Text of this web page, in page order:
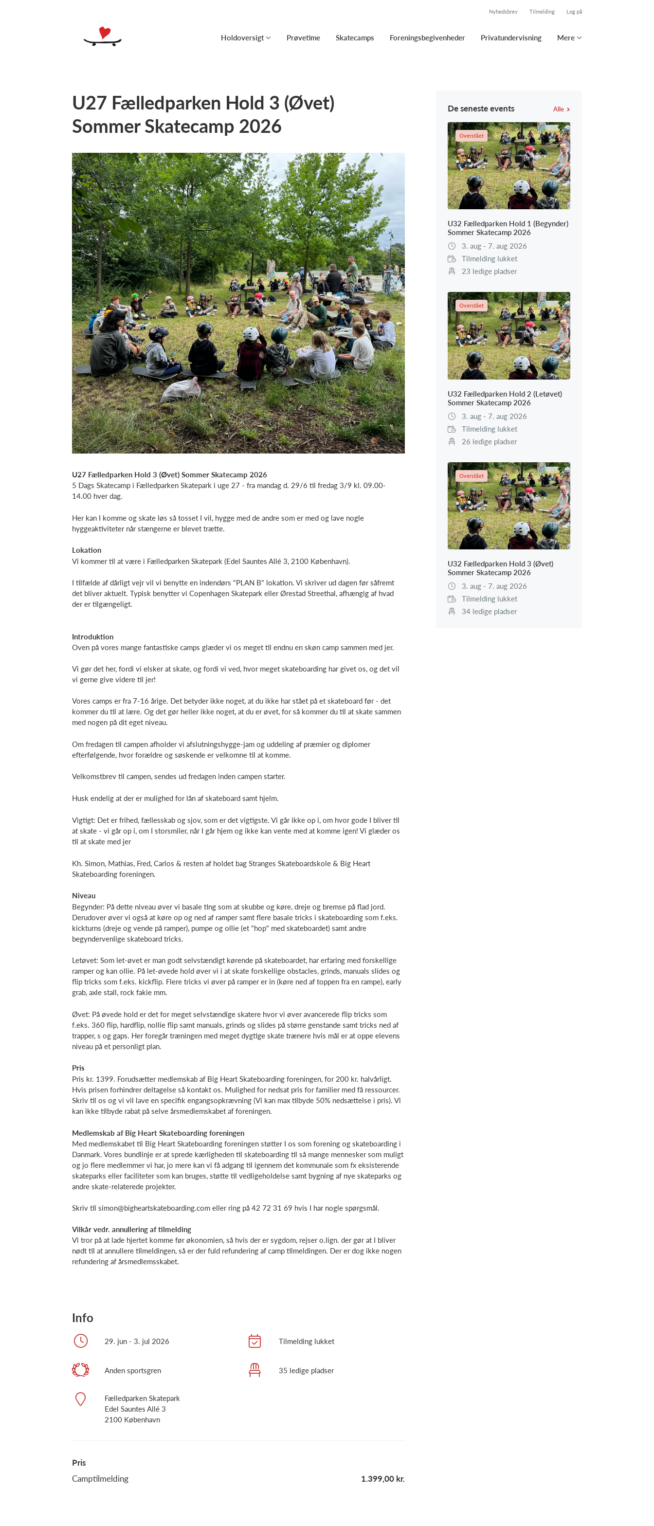
Nyhedsbrev Tilmelding Log på
Holdoversigt Prøvetime Skatecamps Foreningsbegivenheder Privatundervisning Mere
U27 Fælledparken Hold 3 (Øvet)
Sommer Skatecamp 2026
U27 Fælledparken Hold 3 (Øvet) Sommer Skatecamp 2026
5 Dags Skatecamp i Fælledparken Skatepark i uge 27 - fra mandag d. 29/6 til fredag 3/9 kl. 09.00-
14.00 hver dag.
Her kan I komme og skate løs så tosset I vil, hygge med de andre som er med og lave nogle
hyggeaktiviteter når stængerne er blevet trætte.
Lokation
Vi kommer til at være i Fælledparken Skatepark (Edel Sauntes Allé 3, 2100 København).
I tilfælde af dårligt vejr vil vi benytte en indendørs "PLAN B" lokation. Vi skriver ud dagen før såfremt
det bliver aktuelt. Typisk benytter vi Copenhagen Skatepark eller Ørestad Streethal, afhængig af hvad
der er tilgængeligt.
Introduktion
Oven på vores mange fantastiske camps glæder vi os meget til endnu en skøn camp sammen med jer.
Vi gør det her, fordi vi elsker at skate, og fordi vi ved, hvor meget skateboarding har givet os, og det vil
vi gerne give videre til jer!
Vores camps er fra 7-16 årige. Det betyder ikke noget, at du ikke har stået på et skateboard før - det
kommer du til at lære. Og det gør heller ikke noget, at du er øvet, for så kommer du til at skate sammen
med nogen på dit eget niveau.
Om fredagen til campen afholder vi afslutningshygge-jam og uddeling af præmier og diplomer
efterfølgende, hvor forældre og søskende er velkomne til at komme.
Velkomstbrev til campen, sendes ud fredagen inden campen starter.
Husk endelig at der er mulighed for lån af skateboard samt hjelm.
Vigtigt: Det er frihed, fællesskab og sjov, som er det vigtigste. Vi går ikke op i, om hvor gode I bliver til
at skate - vi går op i, om I storsmiler, når I går hjem og ikke kan vente med at komme igen! Vi glæder os
til at skate med jer
Kh. Simon, Mathias, Fred, Carlos & resten af holdet bag Stranges Skateboardskole & Big Heart
Skateboarding foreningen.
Niveau
Begynder: På dette niveau øver vi basale ting som at skubbe og køre, dreje og bremse på flad jord.
Derudover øver vi også at køre op og ned af ramper samt flere basale tricks i skateboarding som f.eks.
kickturns (dreje og vende på ramper), pumpe og ollie (et "hop" med skateboardet) samt andre
begyndervenlige skateboard tricks.
Letøvet: Som let-øvet er man godt selvstændigt kørende på skateboardet, har erfaring med forskellige
ramper og kan ollie. På let-øvede hold øver vi i at skate forskellige obstacles, grinds, manuals slides og
flip tricks som f.eks. kickflip. Flere tricks vi øver på ramper er in (køre ned af toppen fra en rampe), early
grab, axle stall, rock fakie mm.
Øvet: På øvede hold er det for meget selvstændige skatere hvor vi øver avancerede flip tricks som
f.eks. 360 flip, hardflip, nollie flip samt manuals, grinds og slides på større genstande samt tricks ned af
trapper, s og gaps. Her foregår træningen med meget dygtige skate trænere hvis mål er at oppe elevens
niveau på et personligt plan.
Pris
Pris kr. 1399. Forudsætter medlemskab af Big Heart Skateboarding foreningen, for 200 kr. halvårligt.
Hvis prisen forhindrer deltagelse så kontakt os. Mulighed for nedsat pris for familier med få ressourcer.
Skriv til os og vi vil lave en specifik engangsopkrævning (Vi kan max tilbyde 50% nedsættelse i pris). Vi
kan ikke tilbyde rabat på selve årsmedlemskabet af foreningen.
Medlemskab af Big Heart Skateboarding foreningen
Med medlemskabet til Big Heart Skateboarding foreningen støtter I os som forening og skateboarding i
Danmark. Vores bundlinje er at sprede kærligheden til skateboarding til så mange mennesker som muligt
og jo flere medlemmer vi har, jo mere kan vi få adgang til igennem det kommunale som fx eksisterende
skateparks eller faciliteter som kan bruges, støtte til vedligeholdelse samt bygning af nye skateparks og
andre skate-relaterede projekter.
Skriv til simon@bigheartskateboarding.com eller ring på 42 72 31 69 hvis I har nogle spørgsmål.
Vilkår vedr. annullering af tilmelding
Vi tror på at lade hjertet komme før økonomien, så hvis der er sygdom, rejser o.lign. der gør at I bliver
nødt til at annullere tilmeldingen, så er der fuld refundering af camp tilmeldingen. Der er dog ikke nogen
refundering af årsmedlemsskabet.
Info
29. jun - 3. jul 2026 Tilmelding lukket
Anden sportsgren 35 ledige pladser
Fælledparken Skatepark
Edel Sauntes Allé 3
2100 København
Pris
Camptilmelding
1.399,00 kr.
De seneste events Alle
Overstået
U32 Fælledparken Hold 1 (Begynder)
Sommer Skatecamp 2026
3. aug - 7. aug 2026
Tilmelding lukket
23 ledige pladser
Overstået
U32 Fælledparken Hold 2 (Letøvet)
Sommer Skatecamp 2026
3. aug - 7. aug 2026
Tilmelding lukket
26 ledige pladser
Overstået
U32 Fælledparken Hold 3 (Øvet)
Sommer Skatecamp 2026
3. aug - 7. aug 2026
Tilmelding lukket
34 ledige pladser